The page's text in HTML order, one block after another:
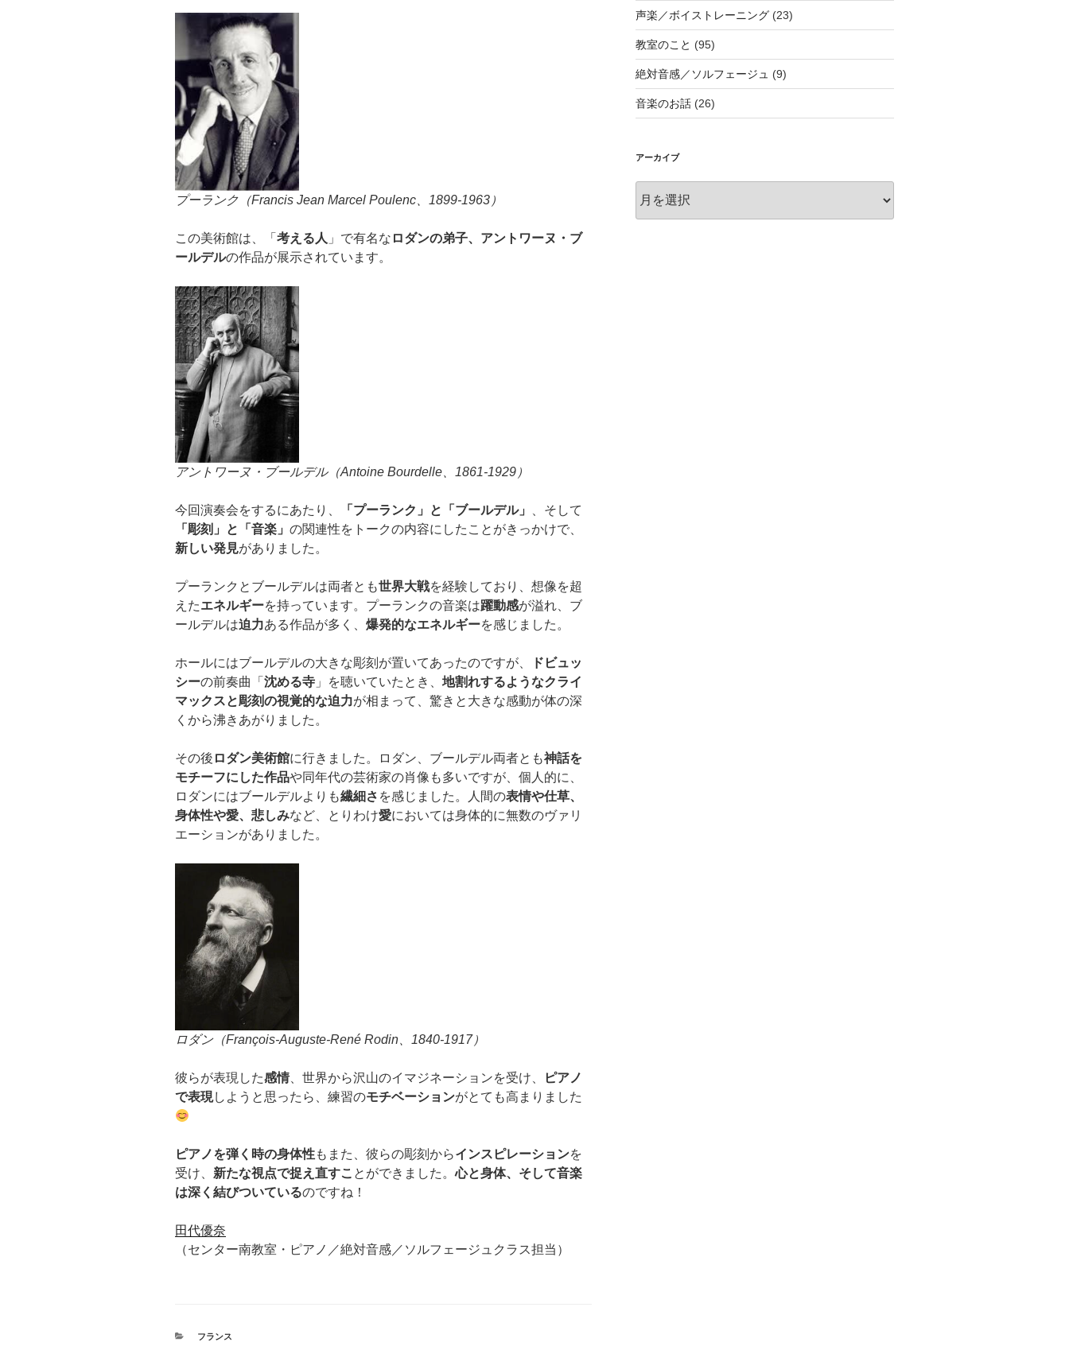
プーランク（Francis Jean Marcel Poulenc、1899-1963）
この美術館は、「 考える人 」で有名な ロダンの弟子、アントワーヌ・ブ
ールデルの作品が展示されています。
アントワーヌ・ブールデル（Antoine Bourdelle、1861-1929）
今回演奏会をするにあたり、 「プーランク」と「ブールデル」
、そして
「彫刻」と「音楽」 の関連性をトークの内容にしたことがきっかけで、
新しい発見がありました。
プーランクとブールデルは両者とも世界大戦を経験しており、想像を超
えたエネルギーを持っています。プーランクの音楽は躍動感が溢れ、ブ
ールデルは迫力ある作品が多く、 爆発的なエネルギーを感じました。
ホールにはブールデルの大きな彫刻が置いてあったのですが、
ドビュッ
シーの前奏曲「 沈める寺 」を聴いていたとき、 地割れするようなクライ
マックスと彫刻の視覚的な迫力が相まって、驚きと大きな感動が体の深
くから沸きあがりました。
その後 ロダン美術館に行きました。ロダン、ブールデル両者とも神話を
モチーフにした作品や同年代の芸術家の肖像も多いですが、個人的に、
ロダンにはブールデルよりも繊細さ を感じました。人間の表情や仕草、
身体性や愛、悲しみなど、とりわけ愛においては身体的に無数のヴァリ
エーションがありました。
ロダン（François-Auguste-René Rodin、1840-1917）
彼らが表現した感情、世界から沢山のイマジネーションを受け、
ピアノ
で表現しようと思ったら、練習のモチベーションがとても高まりました
ピアノを弾く時の身体性もまた、彼らの彫刻からインスピレーションを
受け、 新たな視点で捉え直すこ とができました。心と身体、そして音楽
は深く結びついているのですね！
田代優奈
（センター南教室・ピアノ／絶対音感／ソルフェージュクラス担当）
カ
フランス
声楽／ボイストレーニング(23)
教室のこと (95)
絶対音感／ソルフェージュ (9)
音楽のお話(26)
アーカイブ
ー